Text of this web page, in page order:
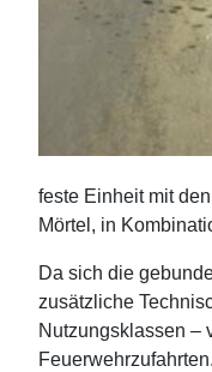
feste Einheit mit
Mörtel, in
Da sich die
zusätzliche
Nutzungsklassen –
Feuerwehrzufahrten.